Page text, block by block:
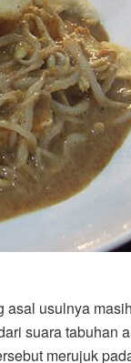
asal usulnya
suara tabuhan
merujuk